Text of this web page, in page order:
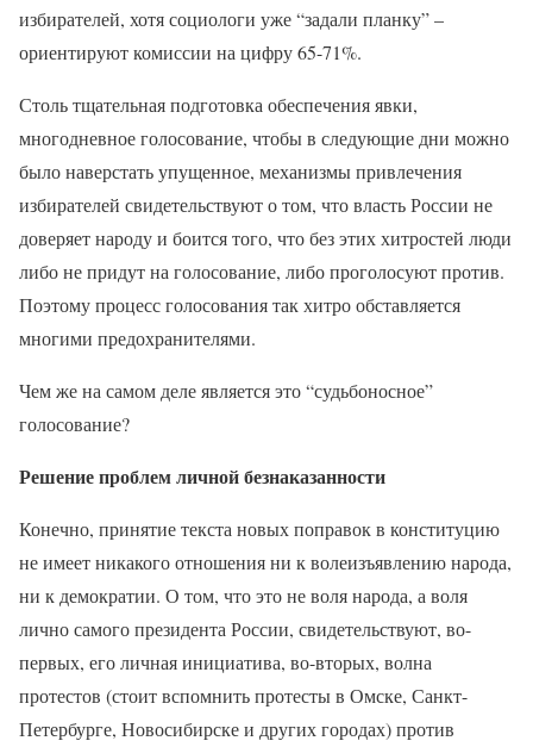
избирателей, хотя социологи уже “задали планку” –
ориентируют комиссии на цифру 65-71%.
Столь тщательная подготовка обеспечения явки,
многодневное голосование, чтобы в следующие дни можно
было наверстать упущенное, механизмы привлечения
избирателей свидетельствуют о том, что власть России не
доверяет народу и боится того, что без этих хитростей люди
либо не придут на голосование, либо проголосуют против.
Поэтому процесс голосования так хитро обставляется
многими предохранителями.
Чем же на самом деле является это “судьбоносное”
голосование?
Решение проблем личной безнаказанности
Конечно, принятие текста новых поправок в конституцию
не имеет никакого отношения ни к волеизъявлению народа,
ни к демократии. О том, что это не воля народа, а воля
лично самого президента России, свидетельствуют, во-
первых, его личная инициатива, во-вторых, волна
протестов (стоит вспомнить протесты в Омске, Санкт-
Петербурге, Новосибирске и других городах) против